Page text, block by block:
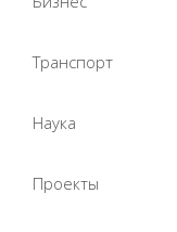
Транспорт
Наука
Проекты